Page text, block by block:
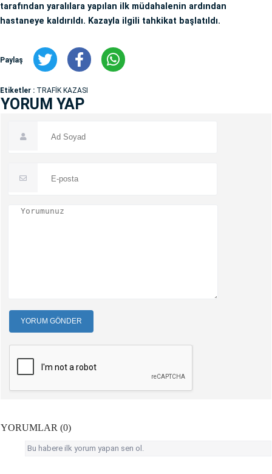
tarafından yaralılara yapılan ilk müdahalenin ardından
hastaneye kaldırıldı. Kazayla ilgili tahkikat başlatıldı.
Paylaş
Etiketler : TRAFİK KAZASI
YORUM YAP
YORUM GÖNDER
YORUMLAR (0)
Bu habere ilk yorum yapan sen ol.